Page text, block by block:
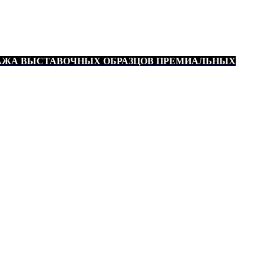
ВЫСТАВОЧНЫХ ОБРАЗЦОВ ПРЕМИАЛЬНЫХ